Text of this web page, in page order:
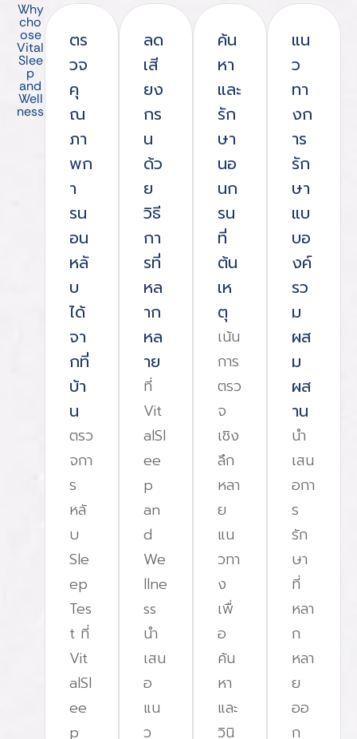
Why
cho
ose
Vital
Slee
p
and
Well
ness
ตร
วจ
คุ
ณ
ภา
พก
า
รน
อน
หลั
บ
ได้
จา
กที่
บ้า
น
ตรว
จกา
ร
หลั
บ
Sle
ep
Tes
t ที่
Vit
alSl
ee
p
ลด
เสี
ยง
กร
น
ด้ว
ย
วิธี
กา
รที่
หล
าก
หล
าย
ที่
Vit
alSl
ee
p
an
d
We
llne
ss
นํา
เสน
อ
แน
ว
ค้น
หา
และ
รัก
ษา
นอ
นก
รน
ที่
ต้น
เห
ตุ
เน้น
การ
ตรว
จ
เชิง
ลึก
หลา
ย
แน
วทา
ง
เพื่
อ
ค้น
หา
และ
วินิ
แน
ว
ทา
งก
าร
รัก
ษา
แบ
บอ
งค์
รว
ม
ผส
ม
ผส
าน
นํา
เสน
อกา
ร
รัก
ษา
ที่
หลา
ก
หลา
ย
ออ
ก